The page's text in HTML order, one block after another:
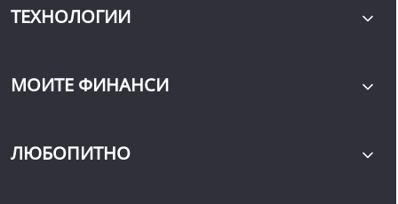
ТЕХНОЛОГИИ
МОИТЕ ФИНАНСИ
ЛЮБОПИТНО